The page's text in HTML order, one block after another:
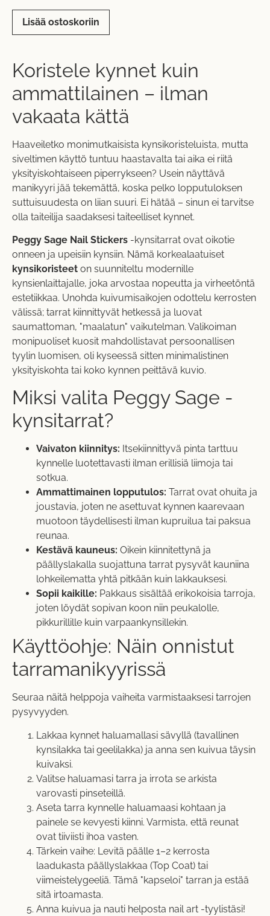
Lisää ostoskoriin
Koristele kynnet kuin
ammattilainen – ilman
vakaata kättä
Haaveiletko monimutkaisista kynsikoristeluista, mutta
siveltimen käyttö tuntuu haastavalta tai aika ei riitä
yksityiskohtaiseen piperrykseen? Usein näyttävä
manikyyri jää tekemättä, koska pelko lopputuloksen
suttuisuudesta on liian suuri. Ei hätää – sinun ei tarvitse
olla taiteilija saadaksesi taiteelliset kynnet.
Peggy Sage Nail Stickers -kynsitarrat ovat oikotie
onneen ja upeisiin kynsiin. Nämä korkealaatuiset
kynsikoristeet on suunniteltu modernille
kynsienlaittajalle, joka arvostaa nopeutta ja virheetöntä
estetiikkaa. Unohda kuivumisaikojen odottelu kerrosten
välissä; tarrat kiinnittyvät hetkessä ja luovat
saumattoman, "maalatun" vaikutelman. Valikoiman
monipuoliset kuosit mahdollistavat persoonallisen
tyylin luomisen, oli kyseessä sitten minimalistinen
yksityiskohta tai koko kynnen peittävä kuvio.
Miksi valita Peggy Sage -
kynsitarrat?
Vaivaton kiinnitys: Itsekiinnittyvä pinta tarttuu
kynnelle luotettavasti ilman erillisiä liimoja tai
sotkua.
Ammattimainen lopputulos: Tarrat ovat ohuita ja
joustavia, joten ne asettuvat kynnen kaarevaan
muotoon täydellisesti ilman kupruilua tai paksua
reunaa.
Kestävä kauneus: Oikein kiinnitettynä ja
päällyslakalla suojattuna tarrat pysyvät kauniina
lohkeilematta yhtä pitkään kuin lakkauksesi.
Sopii kaikille: Pakkaus sisältää erikokoisia tarroja,
joten löydät sopivan koon niin peukalolle,
pikkurillille kuin varpaankynsillekin.
Käyttöohje: Näin onnistut
tarramanikyyrissä
Seuraa näitä helppoja vaiheita varmistaaksesi tarrojen
pysyvyyden.
Lakkaa kynnet haluamallasi sävyllä (tavallinen
kynsilakka tai geelilakka) ja anna sen kuivua täysin
kuivaksi.
Valitse haluamasi tarra ja irrota se arkista
varovasti pinseteillä.
Aseta tarra kynnelle haluamaasi kohtaan ja
painele se kevyesti kiinni. Varmista, että reunat
ovat tiiviisti ihoa vasten.
Tärkein vaihe: Levitä päälle 1–2 kerrosta
laadukasta päällyslakkaa (Top Coat) tai
viimeistelygeeliä. Tämä "kapseloi" tarran ja estää
sitä irtoamasta.
Anna kuivua ja nauti helposta nail art -tyylistäsi!